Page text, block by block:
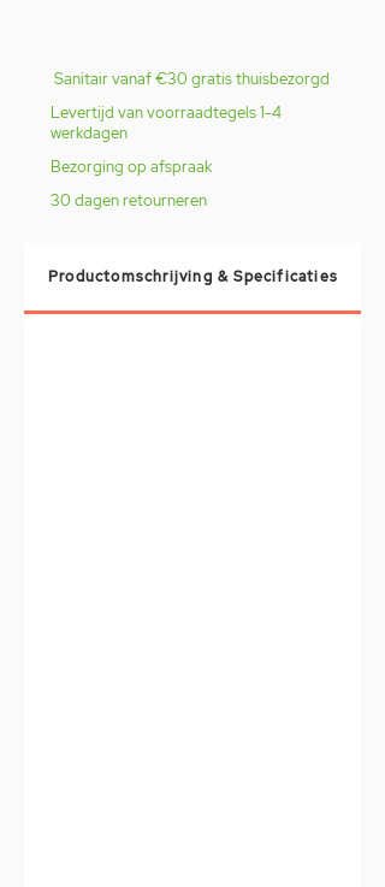
Sanitair vanaf €30 gratis thuisbezorgd
Levertijd van voorraadtegels 1-4
werkdagen
Bezorging op afspraak
30 dagen retourneren
Productomschrijving & Specificaties